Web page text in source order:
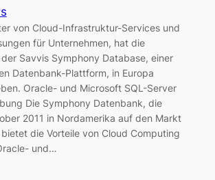
von Cloud-Infrastruktur-Services und
für Unternehmen, hat die
Savvis Symphony Database, einer
Datenbank-Plattform, in Europa
Oracle- und Microsoft SQL-Server
Die Symphony Datenbank, die
2011 in Nordamerika auf den Markt
die Vorteile von Cloud Computing
und…